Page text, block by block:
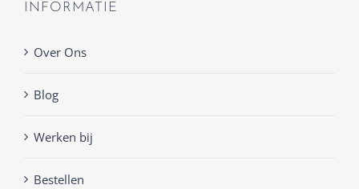
INFORMATIE
Over Ons
Blog
Werken bij
Bestellen